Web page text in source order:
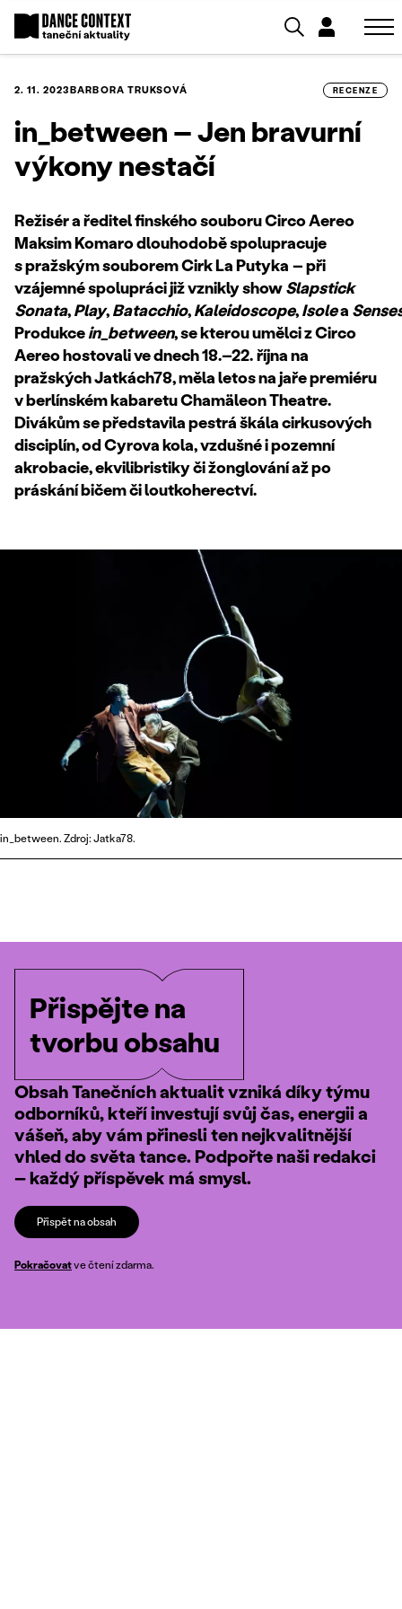
2. 11. 2023BARBORA TRUKSOVÁ RECENZE
in_between – Jen bravurní
výkony nestačí
Režisér a ředitel finského souboru Circo Aereo
Maksim Komaro dlouhodobě spolupracuje
s pražským souborem Cirk La Putyka – při
vzájemné spolupráci již vznikly showSlapstick
Sonata,Play,Batacchio,Kaleidoscope,Isolea
Produkcein_between, se kterou umělci z Circo
Aereo hostovali ve dnech 18.–22.října na
pražských Jatkách78, měla letos na jaře premiéru
v berlínském kabaretu Chamäleon Theatre.
Divákům se představila pestrá škála cirkusových
disciplín, od Cyrova kola, vzdušné i pozemní
akrobacie, ekvilibristiky či žonglování až po
práskání bičem či loutkoherectví.
in_between. Zdroj: Jatka78.
Přispějte na
tvorbu obsahu
Obsah Tanečních aktualit vzniká díky týmu
odborníků, kteří investují svůj čas, energii a
vášeň, aby vám přinesli ten nejkvalitnější
vhled do světa tance. Podpořte naši redakci
– každý příspěvek má smysl.
Přispět na obsah
Pokračovatve čtení zdarma.